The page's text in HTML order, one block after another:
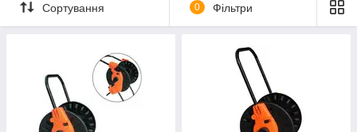
Сортування 0 Фільтри